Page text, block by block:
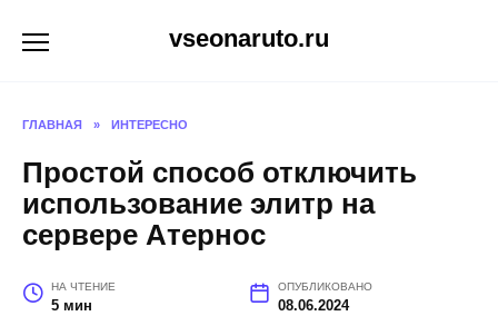
vseonaruto.ru
ГЛАВНАЯ » ИНТЕРЕСНО
Простой способ отключить
использование элитр на
сервере Атернос
НА ЧТЕНИЕ
5 мин
ОПУБЛИКОВАНО
08.06.2024